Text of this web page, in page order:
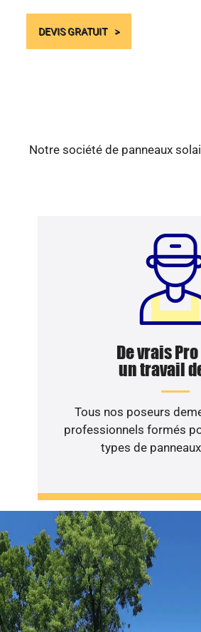
DEVIS GRATUIT
Notre société de panneaux
De vrais
un travail
Tous nos poseurs
professionnels formés
types de